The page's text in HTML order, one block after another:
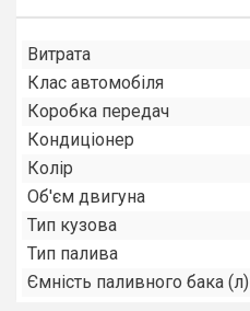
Витрата
Клас автомобіля
Коробка передач
Кондиціонер
Колір
Об'єм двигуна
Тип кузова
Тип палива
Ємність паливного бака (л)